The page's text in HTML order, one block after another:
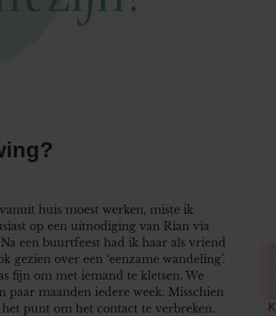
huis moest werken, miste ik
op een uitnodiging van Rian via
een buurtfeest had ik haar als vriend
gezien over een ‘eenzame wandeling’.
fijn om met iemand te kletsen. We
paar maanden iedere week. Misschien
punt om het contact te verbreken.